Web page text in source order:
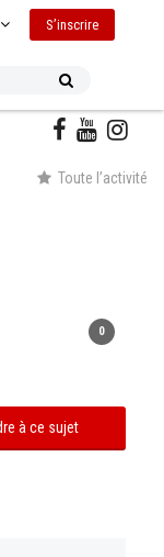
S’inscrire
Toute l’activité
0
à ce sujet